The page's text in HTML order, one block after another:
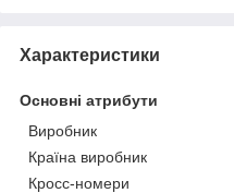
Характеристики
Основні атрибути
Виробник
Країна виробник
Кросс-номери